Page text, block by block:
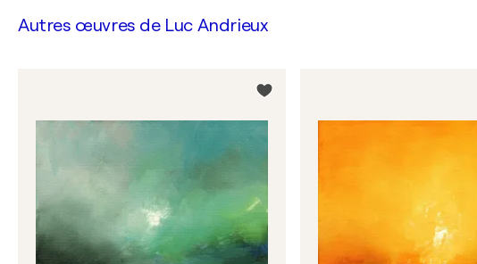
Autres œuvres de Luc Andrieux